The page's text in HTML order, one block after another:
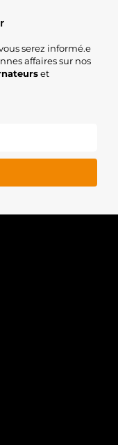
serez informé.e
affaires sur nos
et